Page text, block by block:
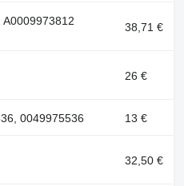
38,71 €
26 €
0049975536 13 €
32,50 €